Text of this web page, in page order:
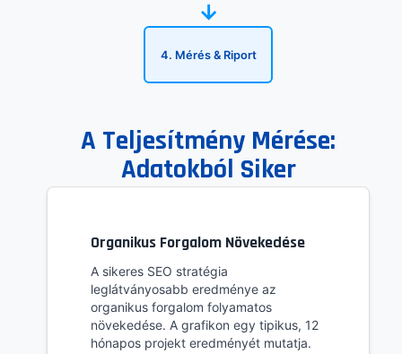
→
4. Mérés & Riport
A Teljesítmény Mérése:
Adatokból Siker
Organikus Forgalom Növekedése
A sikeres SEO stratégia
leglátványosabb eredménye az
organikus forgalom folyamatos
növekedése. A grafikon egy tipikus, 12
hónapos projekt eredményét mutatja.